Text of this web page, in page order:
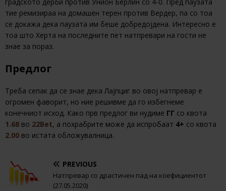
градското дерби против Унион Берлин со 4-0. Пред паузата
тие ремизираа на домашен терен против Вердер, па со тоа
се докажа дека паузата им беше добредојдена. Интересно е
тоа што Херта на последните пет натпревари на гости не
знае за пораз.
Предлог
Треба сепак да се знае дека Лајпциг во овој натпревар е
огромен фаворит, но ние решивме да го избегнеме
конечниот исход. Како прв предлог ви нудиме ГГ со квота
1.68 во 22Bet, а похрабрите може да испробаат 4+ со квота
2.00 во истата обложувалница.
PREVIOUS
Натпревар со драстичен пад на коефициентот
(27.05.2020)